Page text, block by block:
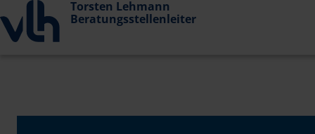
Torsten Lehmann
Beratungsstellenleiter